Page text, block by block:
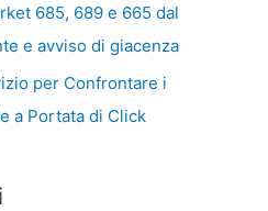
685, 689 e 665 dal
e avviso di giacenza
per Confrontare i
a Portata di Click